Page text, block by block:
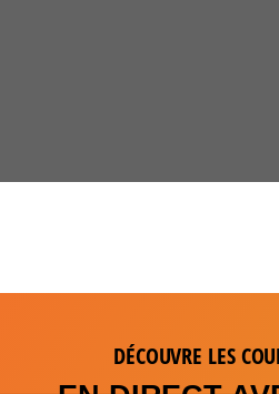
DÉCOUVRE LES